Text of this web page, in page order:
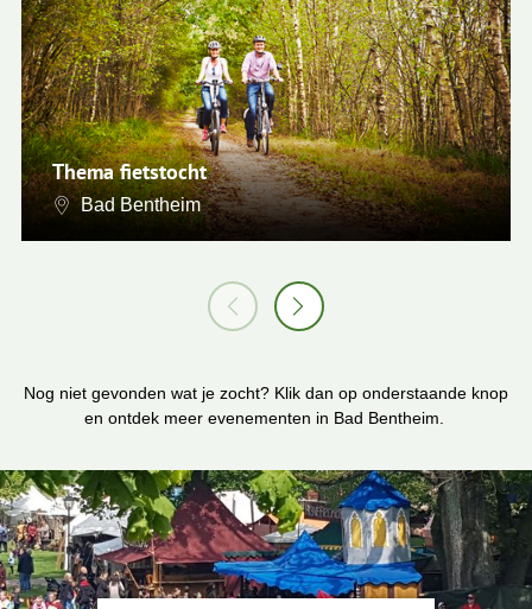
Thema fietstocht
Bad Bentheim
Nog niet gevonden wat je zocht? Klik dan op onderstaande knop
en ontdek meer evenementen in Bad Bentheim.